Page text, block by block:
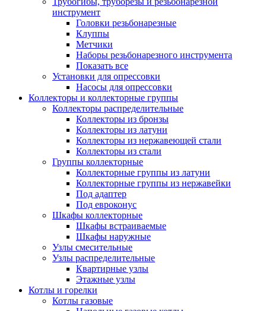
инструмент
Головки резьбонарезные
Клуппы
Метчики
Наборы резьбонарезного инструмента
Показать все
Установки для опрессовки
Насосы для опрессовки
Коллекторы и коллекторные группы
Коллекторы распределительные
Коллекторы из бронзы
Коллекторы из латуни
Коллекторы из нержавеющей стали
Коллекторы из стали
Группы коллекторные
Коллекторные группы из латуни
Коллекторные группы из нержавейки
Под адаптер
Под евроконус
Шкафы коллекторные
Шкафы встраиваемые
Шкафы наружные
Узлы смесительные
Узлы распределительные
Квартирные узлы
Этажные узлы
Котлы и горелки
Котлы газовые